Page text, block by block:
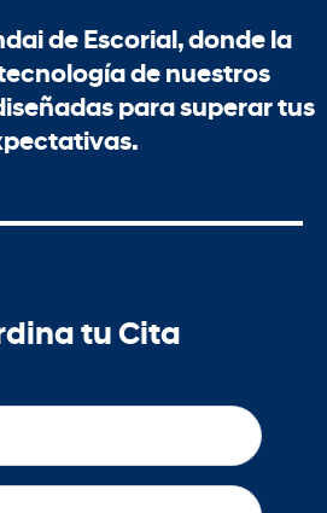
de Escorial, donde la
de nuestros
para superar tus
tu Cita